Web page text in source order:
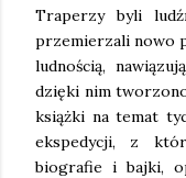
Traperzy byli
przemierzali nowo
ludnością,
dzięki nim
książki na temat
ekspedycji, z
biografie i bajki,